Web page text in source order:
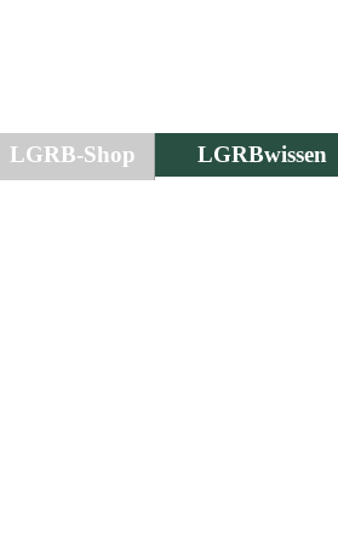
LGRB-Shop LGRBwissen